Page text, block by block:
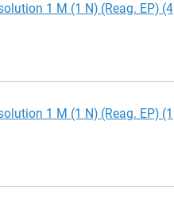
1 M (1 N) (Reag. EP) (4
1 M (1 N) (Reag. EP) (1